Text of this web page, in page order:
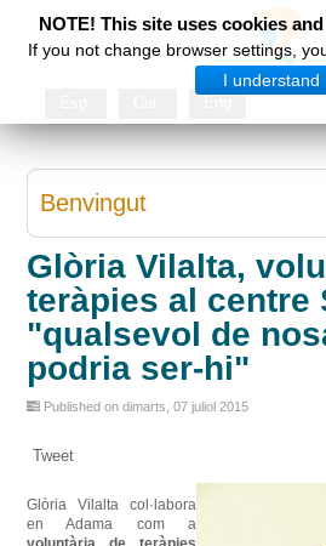
NOTE! This site uses cookies
If you not change browser settings,
I understand
Benvingut
Glòria Vilalta,
teràpies al centre
"qualsevol de
podria ser-hi"
Published on dimarts, 07 juliol 2015
Tweet
Glòria Vilalta
col·labora
en
Adama
com a